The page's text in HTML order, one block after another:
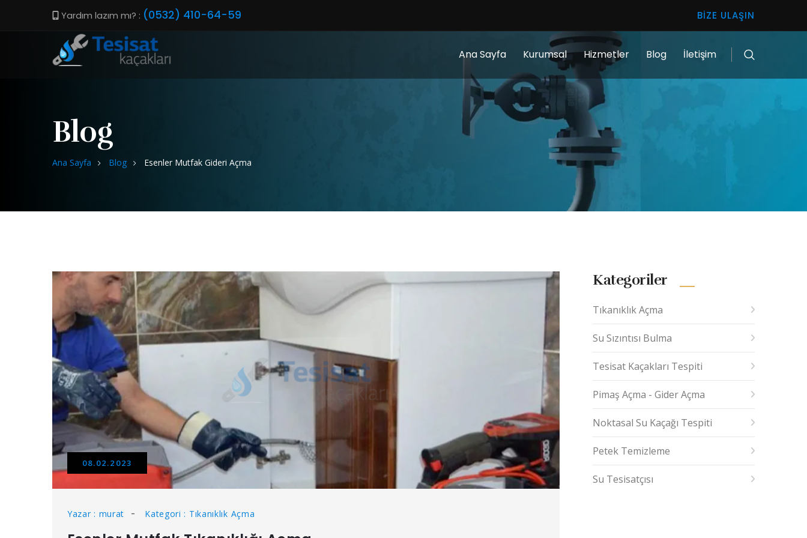
Yardım lazım mı? : (0532) 410-64-59 BIZE ULAŞIN
Ana Sayfa Kurumsal Hizmetler Blog İletişim
Blog
Ana Sayfa Blog Esenler Mutfak Gideri Açma
08.02.2023
Yazar : murat Kategori : Tıkanıklık Açma
Kategoriler
Tıkanıklık Açma
Su Sızıntısı Bulma
Tesisat Kaçakları Tespiti
Pimaş Açma - Gider Açma
Noktasal Su Kaçağı Tespiti
Petek Temizleme
Su Tesisatçısı